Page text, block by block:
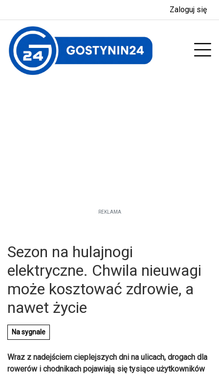
Zaloguj się
REKLAMA
Sezon na hulajnogi
elektryczne. Chwila nieuwagi
może kosztować zdrowie, a
nawet życie
Na sygnale
Wraz z nadejściem cieplejszych dni na ulicach, drogach dla
rowerów i chodnikach pojawiają się tysiące użytkowników